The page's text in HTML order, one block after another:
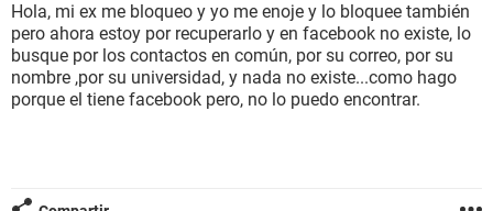
Hola, mi ex me bloqueo y yo me enoje y lo bloquee también
pero ahora estoy por recuperarlo y en facebook no existe, lo
busque por los contactos en común, por su correo, por su
nombre ,por su universidad, y nada no existe...como hago
porque el tiene facebook pero, no lo puedo encontrar.